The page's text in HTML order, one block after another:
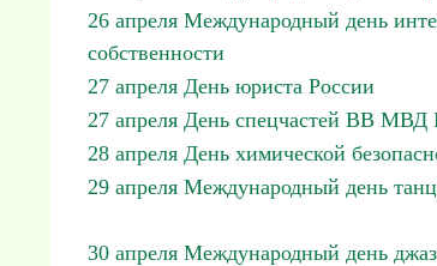
26 апреля Международный день
собственности
27 апреля День юриста России
27 апреля День спецчастей ВВ МВД
28 апреля День химической
29 апреля Международный день
30 апреля Международный день